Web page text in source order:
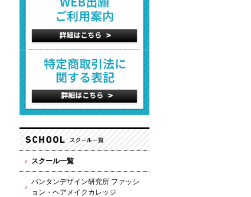
スクール一覧
バンタンデザイン研究所 ファッシ
ョン・ヘアメイクカレッジ